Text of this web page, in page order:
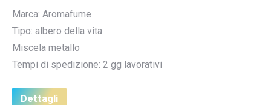
Marca: Aromafume
Tipo: albero della vita
Miscela metallo
Tempi di spedizione: 2 gg lavorativi
Dettagli